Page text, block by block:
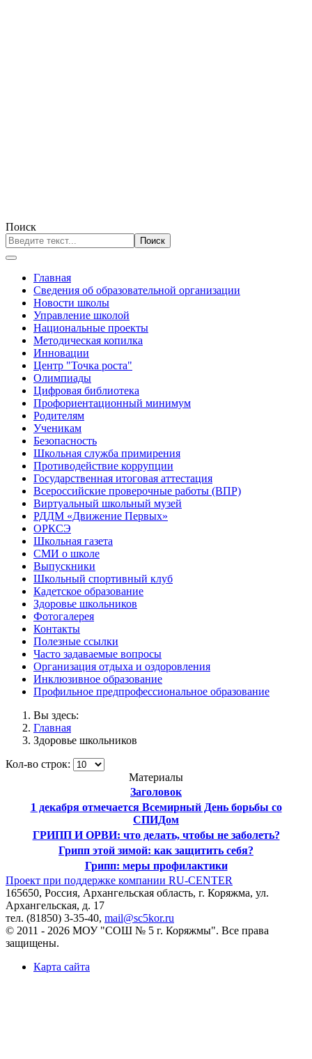
Поиск
Поиск
Главная
Сведения об образовательной организации
Новости школы
Управление школой
Национальные проекты
Методическая копилка
Инновации
Центр "Точка роста"
Олимпиады
Цифровая библиотека
Профориентационный минимум
Родителям
Ученикам
Безопасность
Школьная служба примирения
Противодействие коррупции
Государственная итоговая аттестация
Всероссийские проверочные работы (ВПР)
Виртуальный школьный музей
РДДМ «Движение Первых»
ОРКСЭ
Школьная газета
СМИ о школе
Выпускники
Школьный спортивный клуб
Кадетское образование
Здоровье школьников
Фотогалерея
Контакты
Полезные ссылки
Часто задаваемые вопросы
Организация отдыха и оздоровления
Инклюзивное образование
Профильное предпрофессиональное образование
Вы здесь:
Главная
Здоровье школьников
Кол-во строк:
Материалы
Заголовок
1 декабря отмечается Всемирный День борьбы со
СПИДом
ГРИПП И ОРВИ: что делать, чтобы не заболеть?
Грипп этой зимой: как защитить себя?
Грипп: меры профилактики
Проект при поддержке компании RU-CENTER
165650, Россия, Архангельская область, г. Коряжма, ул.
Архангельская, д. 17
тел. (81850) 3-35-40, mail@sc5kor.ru
© 2011 - 2026 МОУ "СОШ № 5 г. Коряжмы". Все права
защищены.
Карта сайта